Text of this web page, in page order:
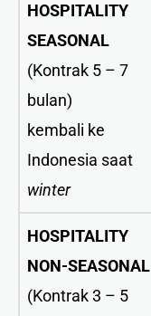
HOSPITALITY
SEASONAL
(Kontrak 5 – 7
bulan)
kembali ke
Indonesia saat
winter
HOSPITALITY
NON-SEASONAL
(Kontrak 3 – 5